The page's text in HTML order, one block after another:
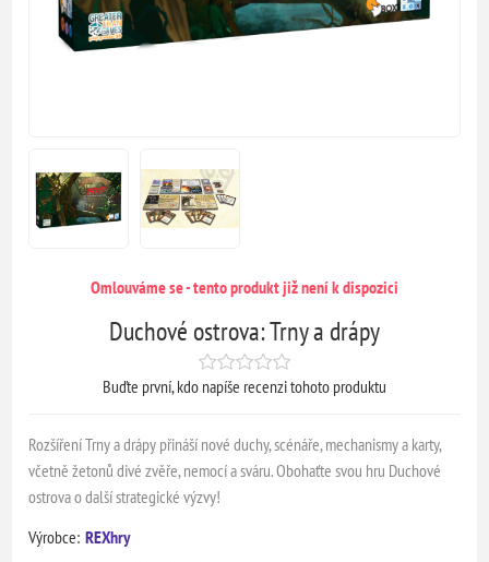
Omlouváme se - tento produkt již není k dispozici
Duchové ostrova: Trny a drápy
Buďte první, kdo napíše recenzi tohoto produktu
Rozšíření Trny a drápy přináší nové duchy, scénáře, mechanismy a karty,
včetně žetonů divé zvěře, nemocí a sváru. Obohaťte svou hru Duchové
ostrova o další strategické výzvy!
Výrobce: REXhry